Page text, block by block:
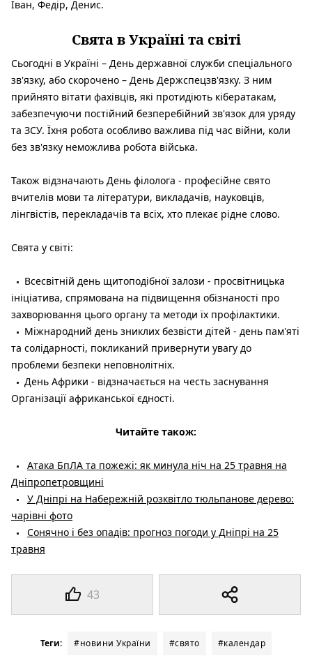
43
Іван, Федір, Денис.
Свята в Україні та світі
Сьогодні в Україні – День державної служби спеціального
зв'язку, або скорочено – День Держспецзв'язку. З ним
прийнято вітати фахівців, які протидіють кібератакам,
забезпечуючи постійний безперебійний зв'язок для уряду
та ЗСУ. Їхня робота особливо важлива під час війни, коли
без зв'язку неможлива робота війська.
Також відзначають День філолога - професійне свято
вчителів мови та літератури, викладачів, науковців,
лінгвістів, перекладачів та всіх, хто плекає рідне слово.
Свята у світі:
Всесвітній день щитоподібної залози - просвітницька
ініціатива, спрямована на підвищення обізнаності про
захворювання цього органу та методи їх профілактики.
Міжнародний день зниклих безвісти дітей - день пам'яті
та солідарності, покликаний привернути увагу до
проблеми безпеки неповнолітніх.
День Африки - відзначається на честь заснування
Організації африканської єдності.
Читайте також:
Атака БпЛА та пожежі: як минула ніч на 25 травня на
Дніпропетровщині
У Дніпрі на Набережній розквітло тюльпанове дерево:
чарівні фото
Сонячно і без опадів: прогноз погоди у Дніпрі на 25
травня
Теги: #новини України #свято #календар